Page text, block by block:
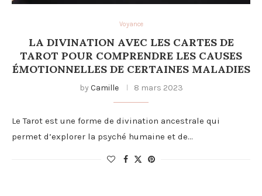
Voyance
LA DIVINATION AVEC LES CARTES DE
TAROT POUR COMPRENDRE LES CAUSES
ÉMOTIONNELLES DE CERTAINES MALADIES
by Camille 8 mars 2023
Le Tarot est une forme de divination ancestrale qui
permet d’explorer la psyché humaine et de…